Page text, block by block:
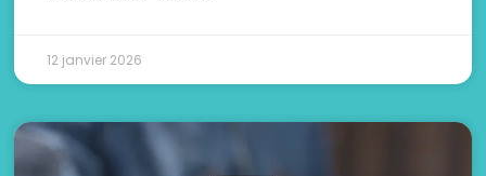
12 janvier 2026